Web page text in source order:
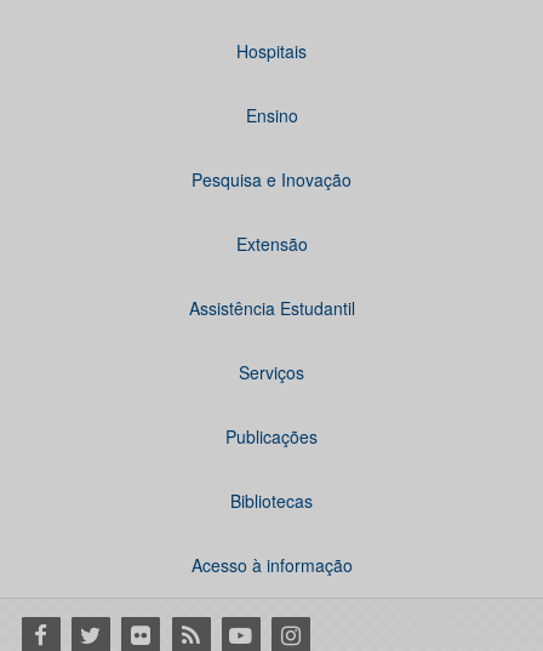
Hospitais
Ensino
Pesquisa e Inovação
Extensão
Assistência Estudantil
Serviços
Publicações
Bibliotecas
Acesso à informação
Facebook
Twitter Flickr RSS YoutubeInstagram